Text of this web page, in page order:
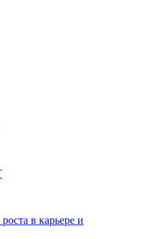
в карьере и